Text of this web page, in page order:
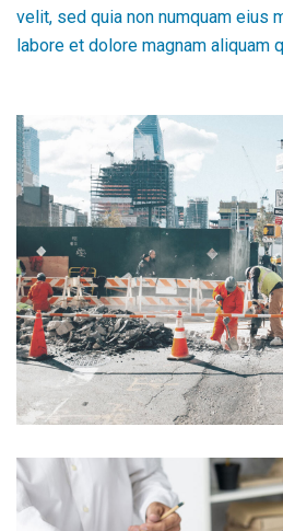
velit, sed quia non numquam eius
labore et dolore magnam aliquam